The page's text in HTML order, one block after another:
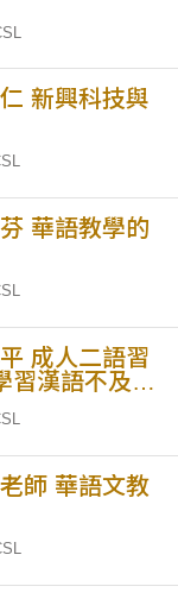
新興科技與
華語教學的
成人二語習
習漢語不及物
師 華語文教